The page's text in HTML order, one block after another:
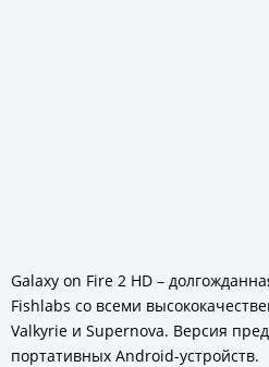
Galaxy on Fire 2 HD –
Fishlabs со всеми
Valkyrie и Supernova. Версия
портативных Android-устройств.